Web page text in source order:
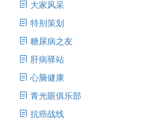
大家风采
特别策划
糖尿病之友
肝病驿站
心脑健康
青光眼俱乐部
抗癌战线